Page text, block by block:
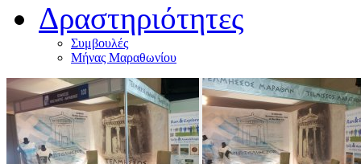
Δραστηριότητες
Συμβουλές
Μήνας Μαραθωνίου